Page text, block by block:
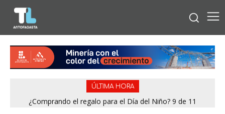
ÚLTIMA HORA
¿Comprando el regalo para el Día del Niño? 9 de 11